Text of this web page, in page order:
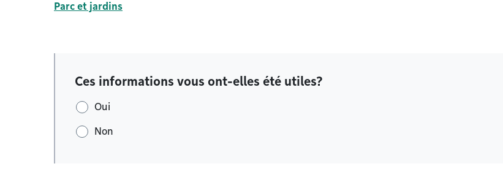
Parc et jardins
Ces informations vous ont-elles été utiles?
Oui
Non